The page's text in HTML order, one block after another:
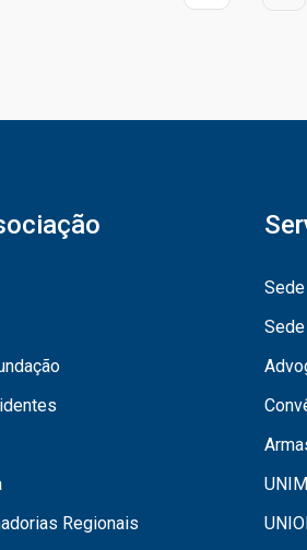
Regionais